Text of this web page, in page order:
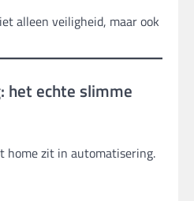
alleen veiligheid, maar ook
het echte slimme
home zit in automatisering.